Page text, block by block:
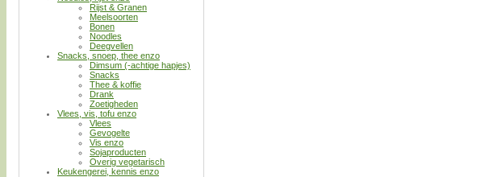
Rijst & Granen
Meelsoorten
Bonen
Noodles
Deegvellen
Snacks, snoep, thee enzo
Dimsum (-achtige hapjes)
Snacks
Thee & koffie
Drank
Zoetigheden
Vlees, vis, tofu enzo
Vlees
Gevogelte
Vis enzo
Sojaproducten
Overig vegetarisch
Keukengerei, kennis enzo